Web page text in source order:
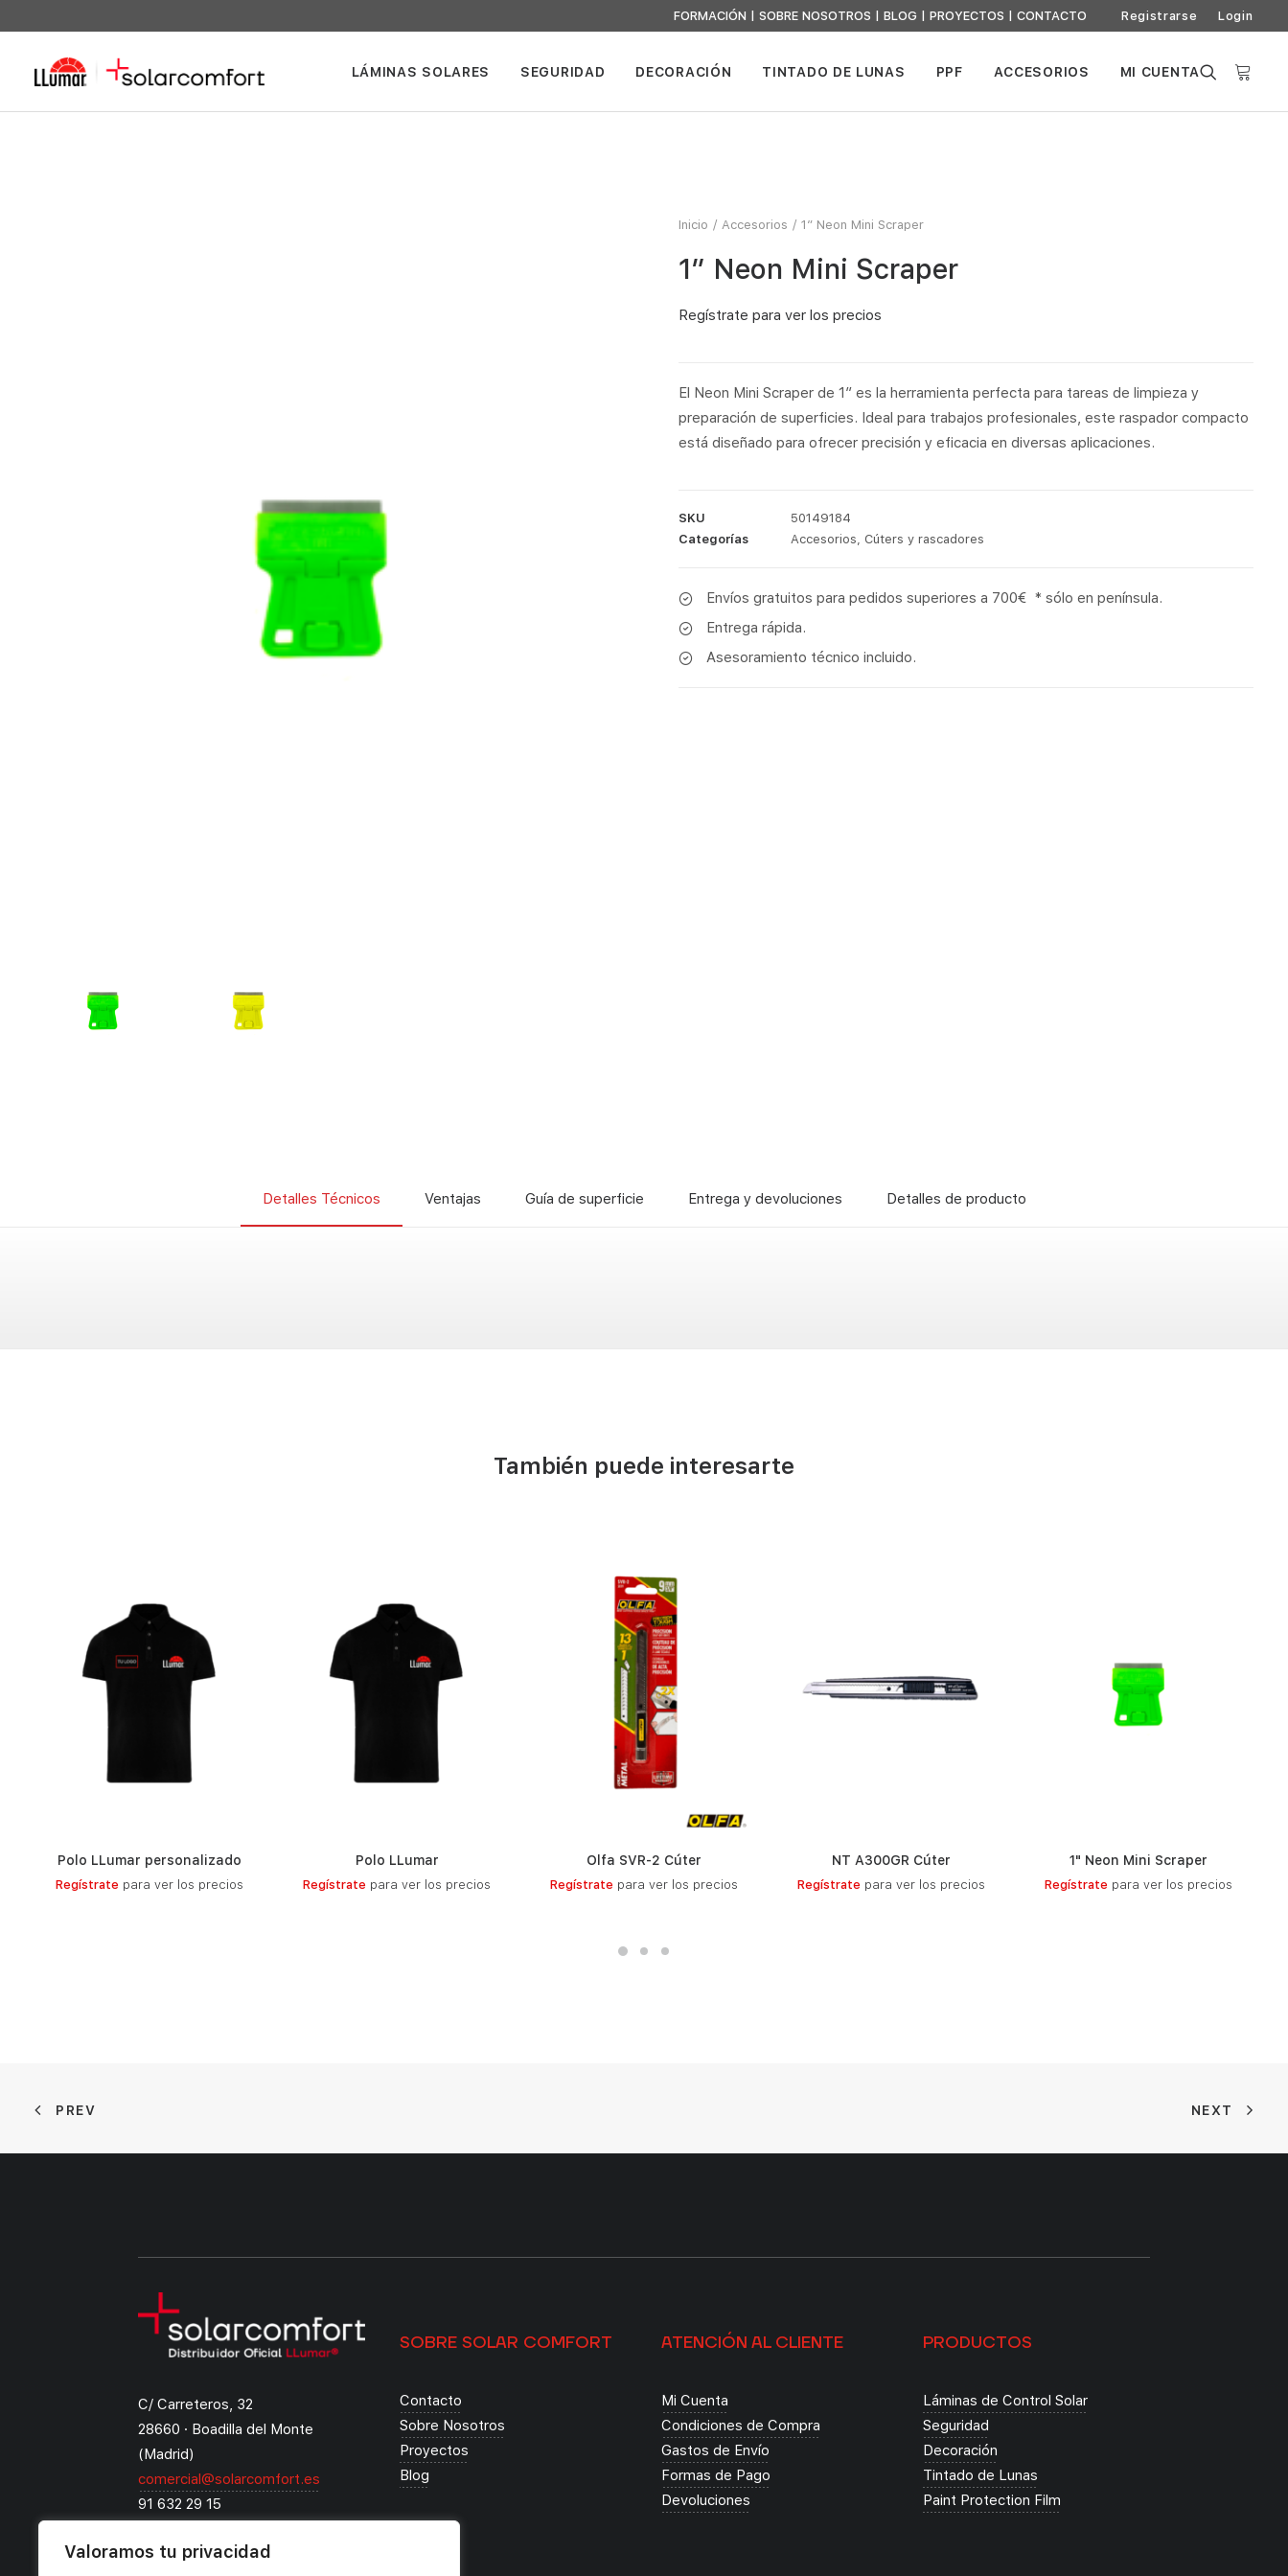
Valoramos tu privacidad
FORMACIÓN SOBRE NOSOTROS BLOG PROYECTOS CONTACTO Registrarse Login
LÁMINAS SOLARES SEGURIDAD DECORACIÓN TINTADO DE LUNAS PPF ACCESORIOS MI CUENTA
Inicio Accesorios 1″ Neon Mini Scraper
1″ Neon Mini Scraper
Regístrate para ver los precios
El Neon Mini Scraper de 1″ es la herramienta perfecta para tareas de limpieza y
preparación de superficies. Ideal para trabajos profesionales, este raspador compacto
está diseñado para ofrecer precisión y eficacia en diversas aplicaciones.
SKU
50149184
Categorías
Accesorios, Cúters y rascadores
Envíos gratuitos para pedidos superiores a 700€ * sólo en península.
Entrega rápida.
Asesoramiento técnico incluido.
Detalles Técnicos Ventajas Guía de superficie Entrega y devoluciones Detalles de producto
También puede interesarte
Polo LLumar personalizado
Regístrate para ver los precios
Polo LLumar
Regístrate para ver los precios
Olfa SVR-2 Cúter
Regístrate para ver los precios
NT A300GR Cúter
Regístrate para ver los precios
1" Neon Mini Scraper
Regístrate para ver los precios
PREV NEXT
C/ Carreteros, 32
28660 · Boadilla del Monte
(Madrid)
comercial@solarcomfort.es
91 632 29 15
SOBRE SOLAR COMFORT
Contacto
Sobre Nosotros
Proyectos
Blog
ATENCIÓN AL CLIENTE
Mi Cuenta
Condiciones de Compra
Gastos de Envío
Formas de Pago
Devoluciones
PRODUCTOS
Láminas de Control Solar
Seguridad
Decoración
Tintado de Lunas
Paint Protection Film